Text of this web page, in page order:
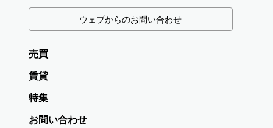
ウェブからのお問い合わせ
売買
賃貸
特集
お問い合わせ